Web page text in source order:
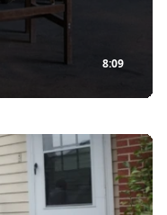
8:09